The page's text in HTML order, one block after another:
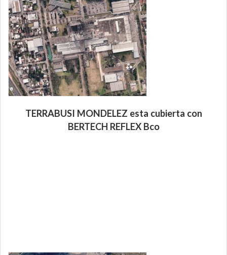
TERRABUSI MONDELEZ esta cubierta con
BERTECH REFLEX Bco